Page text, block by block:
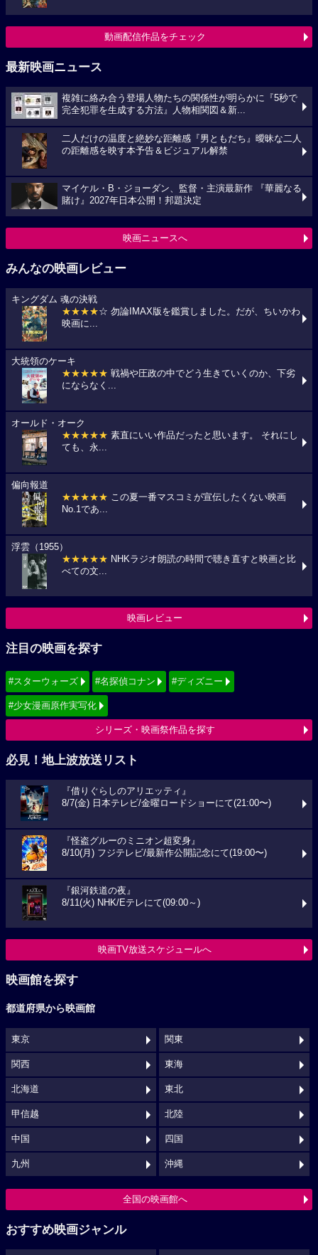
動画配信作品をチェック
最新映画ニュース
複雑に絡み合う登場人物たちの関係性が明らかに『5秒で
完全犯罪を生成する方法』人物相関図＆新...
二人だけの温度と絶妙な距離感『男ともだち』曖昧な二人
の距離感を映す本予告＆ビジュアル解禁
マイケル・B・ジョーダン、監督・主演最新作 『華麗なる
賭け』2027年日本公開！邦題決定
映画ニュースへ
みんなの映画レビュー
キングダム 魂の決戦
★★★★☆ 勿論IMAX版を鑑賞しました。だが、ちいかわ
映画に...
大統領のケーキ
★★★★★ 戦禍や圧政の中でどう生きていくのか、下劣
にならなく...
オールド・オーク
★★★★★ 素直にいい作品だったと思います。 それにし
ても、永...
偏向報道
★★★★★ この夏一番マスコミが宣伝したくない映画
No.1であ...
浮雲（1955）
★★★★★ NHKラジオ朗読の時間で聴き直すと映画と比
べての文...
映画レビュー
注目の映画を探す
#スターウォーズ #名探偵コナン #ディズニー
#少女漫画原作実写化
シリーズ・映画祭作品を探す
必見！地上波放送リスト
『借りぐらしのアリエッティ』
8/7(金) 日本テレビ/金曜ロードショーにて(21:00〜)
『怪盗グルーのミニオン超変身』
8/10(月) フジテレビ/最新作公開記念にて(19:00〜)
『銀河鉄道の夜』
8/11(火) NHK/Eテレにて(09:00～)
映画TV放送スケジュールへ
映画館を探す
都道府県から映画館
東京 関東
関西 東海
北海道 東北
甲信越 北陸
中国 四国
九州 沖縄
全国の映画館へ
おすすめ映画ジャンル